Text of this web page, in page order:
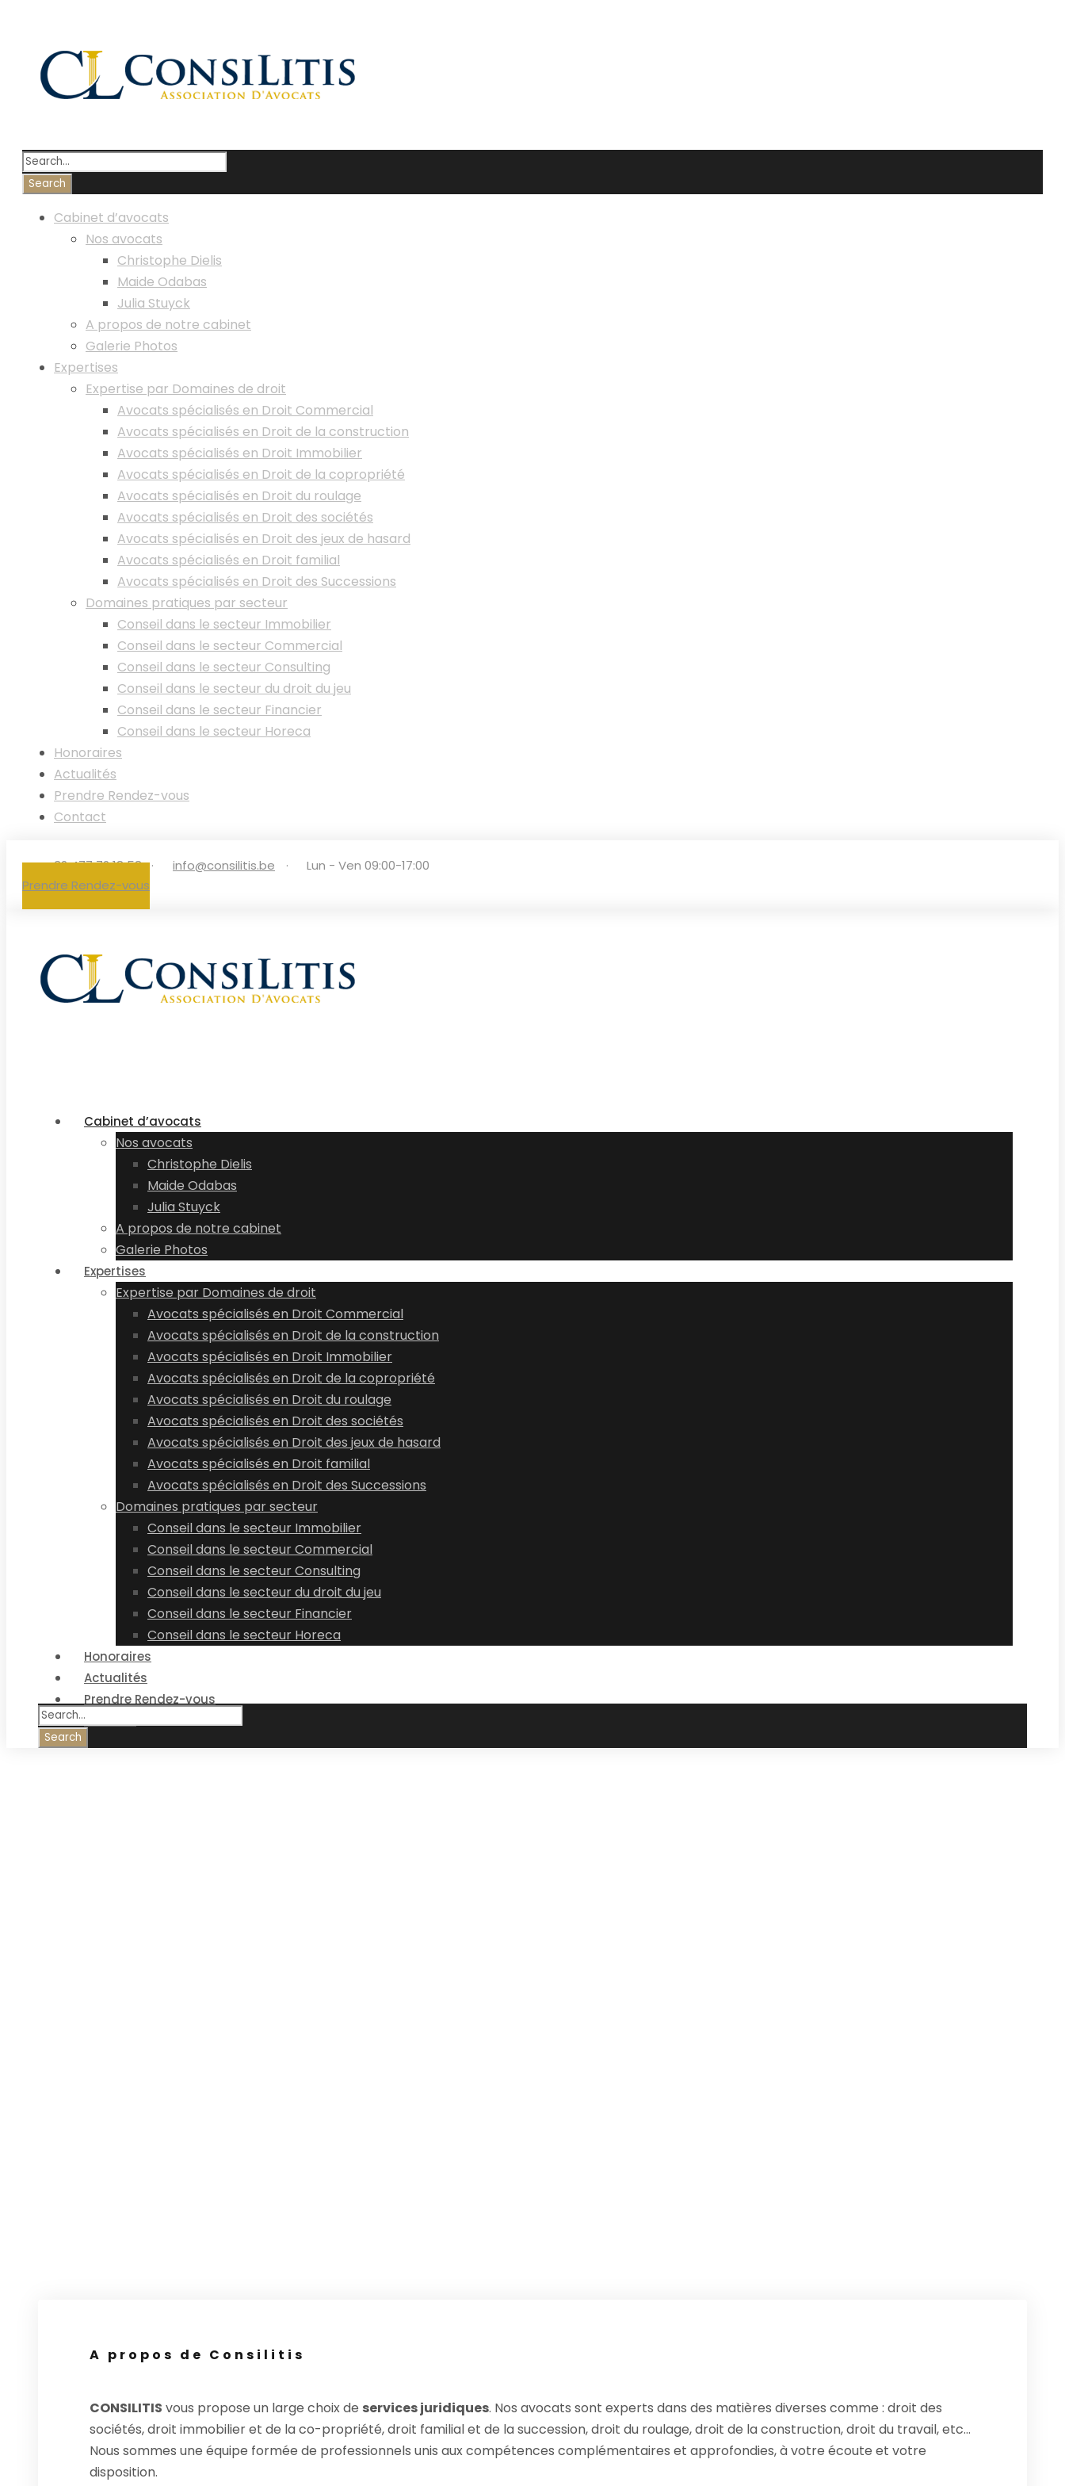
Cabinet d’avocats
Nos avocats
Christophe Dielis
Maide Odabas
Julia Stuyck
A propos de notre cabinet
Galerie Photos
Expertises
Expertise par Domaines de droit
Avocats spécialisés en Droit Commercial
Avocats spécialisés en Droit de la construction
Avocats spécialisés en Droit Immobilier
Avocats spécialisés en Droit de la copropriété
Avocats spécialisés en Droit du roulage
Avocats spécialisés en Droit des sociétés
Avocats spécialisés en Droit des jeux de hasard
Avocats spécialisés en Droit familial
Avocats spécialisés en Droit des Successions
Domaines pratiques par secteur
Conseil dans le secteur Immobilier
Conseil dans le secteur Commercial
Conseil dans le secteur Consulting
Conseil dans le secteur du droit du jeu
Conseil dans le secteur Financier
Conseil dans le secteur Horeca
Honoraires
Actualités
Prendre Rendez-vous
Contact
+32 477 72 18 58‬ · info@consilitis.be ·
Lun - Ven 09:00-17:00
Prendre Rendez-vous
Cabinet d’avocats
Nos avocats
Christophe Dielis
Maide Odabas
Julia Stuyck
A propos de notre cabinet
Galerie Photos
Expertises
Expertise par Domaines de droit
Avocats spécialisés en Droit Commercial
Avocats spécialisés en Droit de la construction
Avocats spécialisés en Droit Immobilier
Avocats spécialisés en Droit de la copropriété
Avocats spécialisés en Droit du roulage
Avocats spécialisés en Droit des sociétés
Avocats spécialisés en Droit des jeux de hasard
Avocats spécialisés en Droit familial
Avocats spécialisés en Droit des Successions
Domaines pratiques par secteur
Conseil dans le secteur Immobilier
Conseil dans le secteur Commercial
Conseil dans le secteur Consulting
Conseil dans le secteur du droit du jeu
Conseil dans le secteur Financier
Conseil dans le secteur Horeca
Honoraires
Actualités
Prendre Rendez-vous
Contact
A propos de Consilitis
CONSILITIS vous propose un large choix de services juridiques. Nos avocats sont experts dans des matières diverses comme : droit des
sociétés, droit immobilier et de la co-propriété, droit familial et de la succession, droit du roulage, droit de la construction, droit du travail, etc…
Nous sommes une équipe formée de professionnels unis aux compétences complémentaires et approfondies, à votre écoute et votre
disposition.